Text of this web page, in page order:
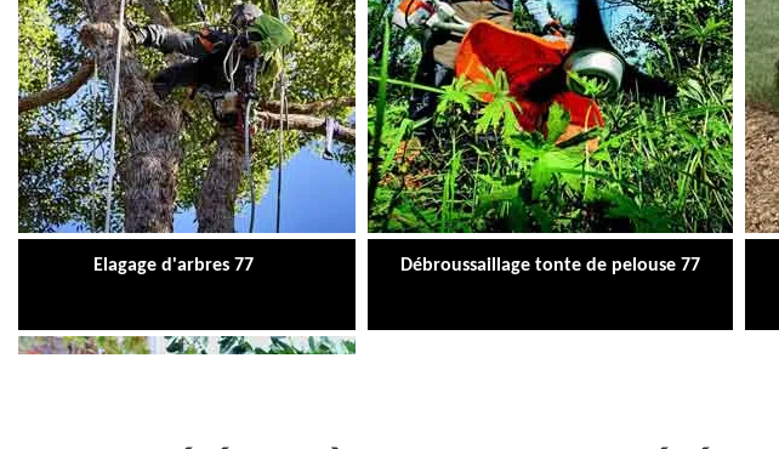
Elagage d'arbres 77 Débroussaillage tonte de pelouse 77